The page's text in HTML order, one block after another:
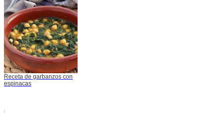
Receta de garbanzos con
espinacas